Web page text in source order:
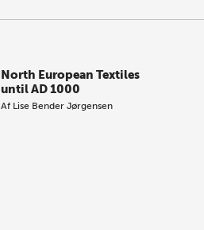
North European Textiles
until AD 1000
Af Lise Bender Jørgensen